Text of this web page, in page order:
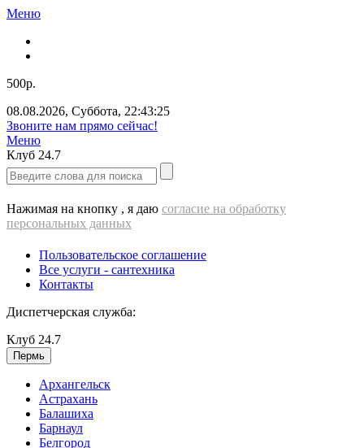
Меню
500р.
08.08.2026, Суббота, 22:43:25
Звоните нам прямо сейчас!
Меню
Клуб 24.7
Нажимая на кнопку , я даю согласие на обработку
персональных данных
Пользовательское соглашение
Все услуги - cантехника
Контакты
Диспетчерская служба:
Клуб 24.7
Пермь
Архангельск
Астрахань
Балашиха
Барнаул
Белгород